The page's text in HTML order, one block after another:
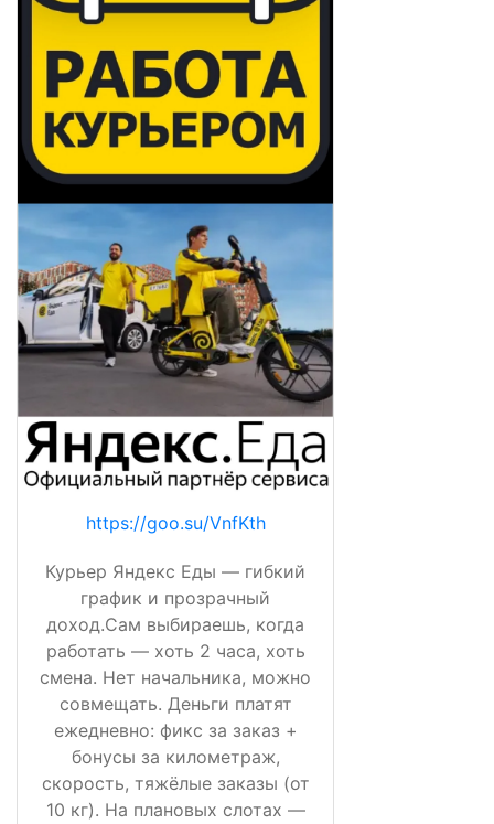
https://goo.su/VnfKth
Курьер Яндекс Еды — гибкий
график и прозрачный
доход.Сам выбираешь, когда
работать — хоть 2 часа, хоть
смена. Нет начальника, можно
совмещать. Деньги платят
ежедневно: фикс за заказ +
бонусы за километраж,
скорость, тяжёлые заказы (от
10 кг). На плановых слотах —